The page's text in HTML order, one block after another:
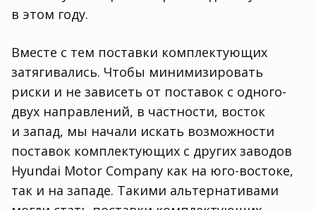
в этом году.
Вместе с тем поставки комплектующих
затягивались. Чтобы минимизировать
риски и не зависеть от поставок с одного-
двух направлений, в частности, восток
и запад, мы начали искать возможности
поставок комплектующих с других заводов
Нyundai Motor Company как на юго-востоке,
так и на западе. Такими альтернативами